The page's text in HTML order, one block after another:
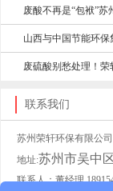
废酸不再是“包袱”苏
山西与中国节能环保
废硫酸别愁处理！荣
联系我们
苏州荣轩环保有限公司
地址:苏州市吴中
联系人：董经理